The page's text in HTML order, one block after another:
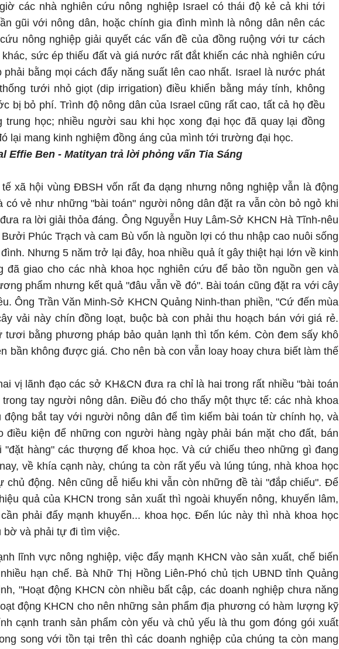
các nhà nghiên cứu nông nghiệp Israel có thái độ kẻ cả khi tới
gũi với nông dân, hoặc chính gia đình mình là nông dân nên các
nông nghiệp giải quyết các vấn đề của đồng ruộng với tư cách
khác, sức ép thiếu đất và giá nước rất đắt khiến các nhà nghiên cứu
phải bằng mọi cách đẩy năng suất lên cao nhất. Israel là nước phát
tưới nhỏ giọt (dip irrigation) điều khiển bằng máy tính, không
bị bỏ phí. Trình độ nông dân của Israel cũng rất cao, tất cả họ đều
trung học; nhiều người sau khi học xong đại học đã quay lại đồng
lại mang kinh nghiệm đồng áng của mình tới trường đại học.
Effie Ben - Matityan trả lời phỏng vấn Tia Sáng
xã hội vùng ĐBSH vốn rất đa dạng nhưng nông nghiệp vẫn là động
có vẻ như những "bài toán" người nông dân đặt ra vẫn còn bỏ ngỏ khi
ra lời giải thỏa đáng. Ông Nguyễn Huy Lâm-Sở KHCN Hà Tĩnh-nêu
Phúc Trạch và cam Bù vốn là nguồn lợi có thu nhập cao nuôi sống
Nhưng 5 năm trở lại đây, hoa nhiều quả ít gây thiệt hại lớn về kinh
đã giao cho các nhà khoa học nghiên cứu để bảo tồn nguồn gen và
phẩm nhưng kết quả "đâu vẫn về đó". Bài toán cũng đặt ra với cây
Ông Trần Văn Minh-Sở KHCN Quảng Ninh-than phiền, "Cứ đến mùa
vải này chín đồng loạt, buộc bà con phải thu hoạch bán với giá rẻ.
tươi bằng phương pháp bảo quản lạnh thì tốn kém. Còn đem sấy khô
bần không được giá. Cho nên bà con vẫn loay hoay chưa biết làm thế
vị lãnh đạo các sở KH&CN đưa ra chỉ là hai trong rất nhiều "bài toán
trong tay người nông dân. Điều đó cho thấy một thực tế: các nhà khoa
động bắt tay với người nông dân để tìm kiếm bài toán từ chính họ, và
điều kiện để những con người hàng ngày phải bán mặt cho đất, bán
"đặt hàng" các thượng đế khoa học. Và cứ chiếu theo những gì đang
về khía cạnh này, chúng ta còn rất yếu và lúng túng, nhà khoa học
chủ động. Nên cũng dễ hiểu khi vẫn còn những đề tài "đắp chiếu". Để
quả của KHCN trong sản xuất thì ngoài khuyến nông, khuyến lâm,
phải đẩy mạnh khuyến... khoa học. Đến lúc này thì nhà khoa học
bờ và phải tự đi tìm việc.
lĩnh vực nông nghiệp, việc đẩy mạnh KHCN vào sản xuất, chế biến
hạn chế. Bà Nhữ Thị Hồng Liên-Phó chủ tịch UBND tỉnh Quảng
"Hoạt động KHCN còn nhiều bất cập, các doanh nghiệp chưa năng
động KHCN cho nên những sản phẩm địa phương có hàm lượng kỹ
cạnh tranh sản phẩm còn yếu và chủ yếu là thu gom đóng gói xuất
song với tồn tại trên thì các doanh nghiệp của chúng ta còn mang